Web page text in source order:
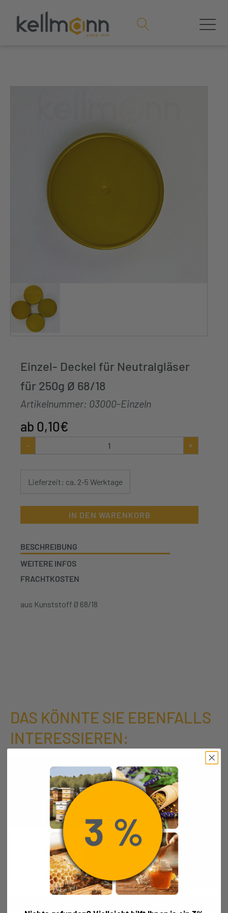
Einzel- Deckel für Neutralgläser
für 250g Ø 68/18
Artikelnummer: 03000-Einzeln
0,10€
-
für
250g
+
Lieferzeit: ca. 2-5 Werktage
IN DEN WARENKORB
BESCHREIBUNG
WEITERE INFOS
FRACHTKOSTEN
aus Kunststoff Ø 68/18
DAS KÖNNTE SIE EBENFALLS
INTERESSIEREN:
Einzel- Deckel Gold TO für 500g
und 1000g Ø 82
(0,16 / 1 kg)
zzgl.Versand
Lieferzeit: ca. 2-5 Werktage
Ausführung wählen
Einzel-Deckel Gold DWO 66mm